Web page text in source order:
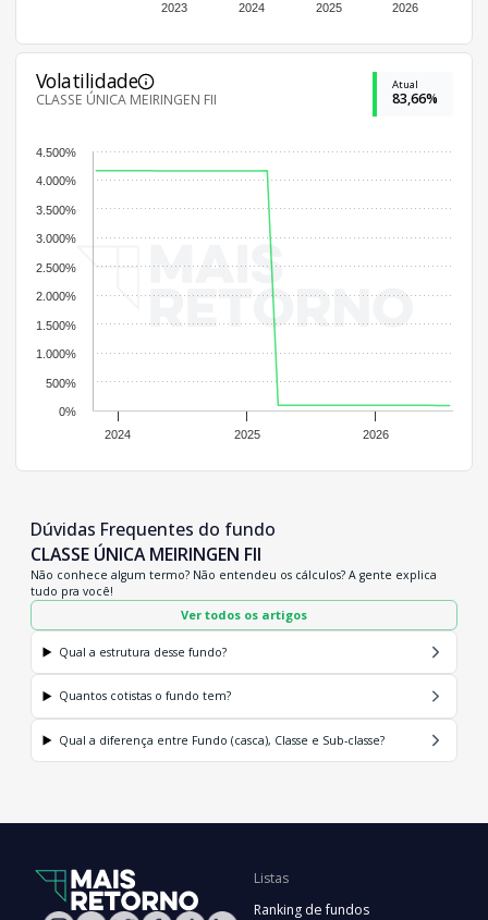
2023 2024 2025 2026
Volatilidade
CLASSE ÚNICA MEIRINGEN FII
Atual
83,66%
2024 2025 2026
0%
500%
1.000%
1.500%
2.000%
2.500%
3.000%
3.500%
4.000%
4.500%
Dúvidas Frequentes do fundo
CLASSE ÚNICA MEIRINGEN FII
Não conhece algum termo? Não entendeu os cálculos? A gente explica
tudo pra você!
Ver todos os artigos
Qual a estrutura desse fundo?
Quantos cotistas o fundo tem?
Qual a diferença entre Fundo (casca), Classe e Sub-classe?
Listas
Ranking de fundos